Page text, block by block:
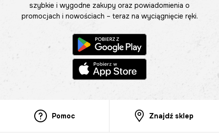
szybkie i wygodne zakupy oraz powiadomienia o
promocjach i nowościach – teraz na wyciągnięcie ręki.
Pomoc Znajdź sklep